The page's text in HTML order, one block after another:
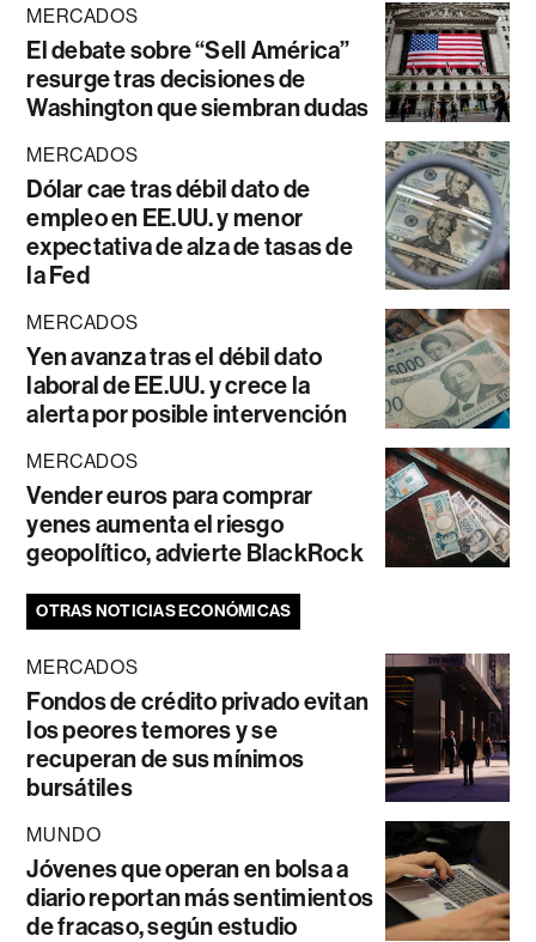
MERCADOS
El debate sobre “Sell América”
resurge tras decisiones de
Washington que siembran dudas
MERCADOS
Dólar cae tras débil dato de
empleo en EE.UU. y menor
expectativa de alza de tasas de
la Fed
MERCADOS
Yen avanza tras el débil dato
laboral de EE.UU. y crece la
alerta por posible intervención
MERCADOS
Vender euros para comprar
yenes aumenta el riesgo
geopolítico, advierte BlackRock
OTRAS NOTICIAS ECONÓMICAS
MERCADOS
Fondos de crédito privado evitan
los peores temores y se
recuperan de sus mínimos
bursátiles
MUNDO
Jóvenes que operan en bolsa a
diario reportan más sentimientos
de fracaso, según estudio